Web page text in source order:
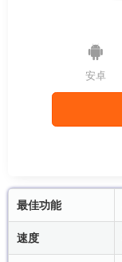
安卓
最佳功能
速度